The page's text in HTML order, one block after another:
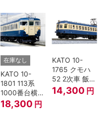
在庫なし
KATO 10-
1801 113系
1000番台横須
賀・総武快速
線 基本7両セ
18,300 円
KATO 10-
1765 クモハ
52 2次車 飯田
線 4両セット
Nゲージ
14,300 円